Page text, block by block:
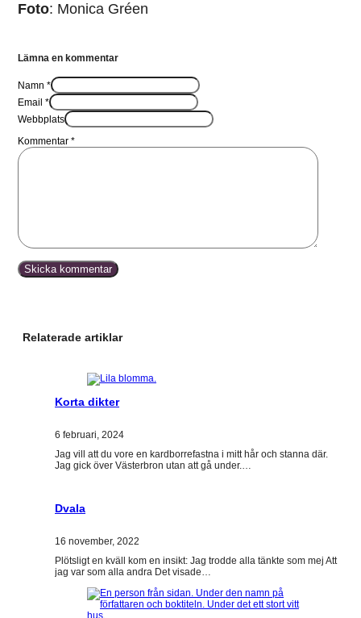
Foto: Monica Gréen
Lämna en kommentar
Namn *
Email *
Webbplats
Kommentar *
Relaterade artiklar
Korta dikter
6 februari, 2024
Jag vill att du vore en kardborrefastna i mitt hår och stanna där.
Jag gick över Västerbron utan att gå under.…
Dvala
16 november, 2022
Plötsligt en kväll kom en insikt: Jag trodde alla tänkte som mej Att
jag var som alla andra Det visade…